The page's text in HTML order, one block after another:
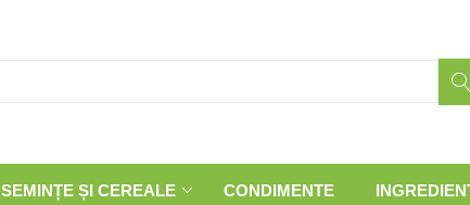
SEMINȚE ȘI CEREALE CONDIMENTE